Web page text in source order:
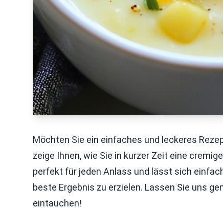
Möchten Sie ein einfaches und leckeres
zeige Ihnen, wie Sie in kurzer Zeit eine
perfekt für jeden Anlass und lässt sich
beste Ergebnis zu erzielen. Lassen Sie uns
eintauchen!